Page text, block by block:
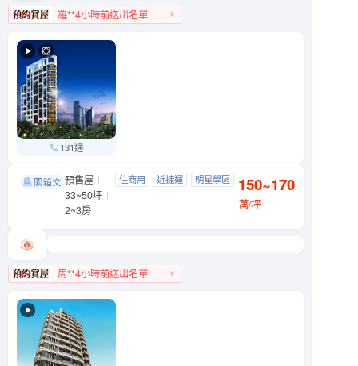
羅**4小時前送出名單
131通
亞昕敦南大安區 敦南街
預售屋
33~50坪
2~3房
住商用 近捷運
明星學區
150~170
萬/坪
周**4小時前送出名單